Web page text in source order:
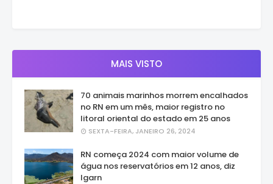
MAIS VISTO
70 animais marinhos morrem encalhados
no RN em um mês, maior registro no
litoral oriental do estado em 25 anos
SEXTA-FEIRA, JANEIRO 26, 2024
RN começa 2024 com maior volume de
água nos reservatórios em 12 anos, diz
Igarn